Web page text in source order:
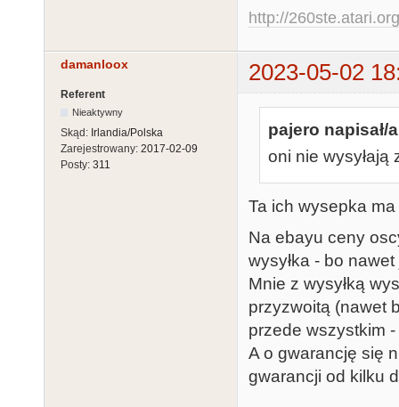
http://260ste.atari.org
damanloox 2023-05-02
Referent
Nieaktywny
Skąd: Irlandia/Polska
Zarejestrowany: 2017-02-09
Posty: 311
pajero napisał/
oni nie wysyłają
Ta ich wysepka
Na ebayu ceny
wysyłka - bo
Mnie z wysyłką
przyzwoitą (nawet
przede wszystkim
A o gwarancję się
gwarancji od kilku